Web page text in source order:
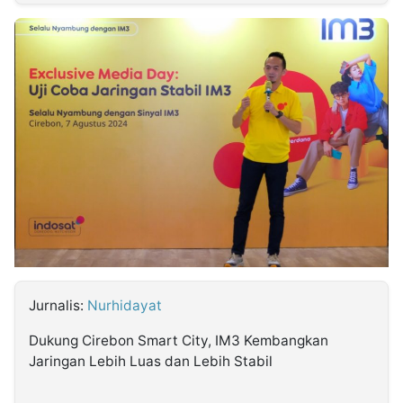
INDONESIA
Partner
Insight
Suara
Lens
Daily
Jalan
Idealita
Kita
Dinamikapost.com
Radar
Seedbacklink
Jurnalis: Nurhidayat
Dukung Cirebon Smart City, IM3 Kembangkan
Jaringan Lebih Luas dan Lebih Stabil